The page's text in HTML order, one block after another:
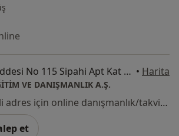
Cumhuiyet caddesi No 115 Sipahi Apt Kat 2, İstanbul • Harita
VE DANIŞMANLIK A.Ş.
Bu uzman ilgili adres için online danışmanlık/takvim sunmuyor.
et